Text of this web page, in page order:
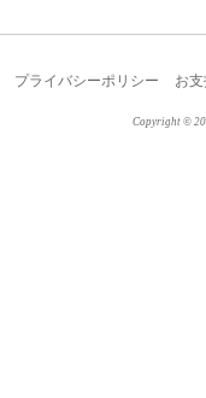
プライバシーポリシー お
Copyright ©